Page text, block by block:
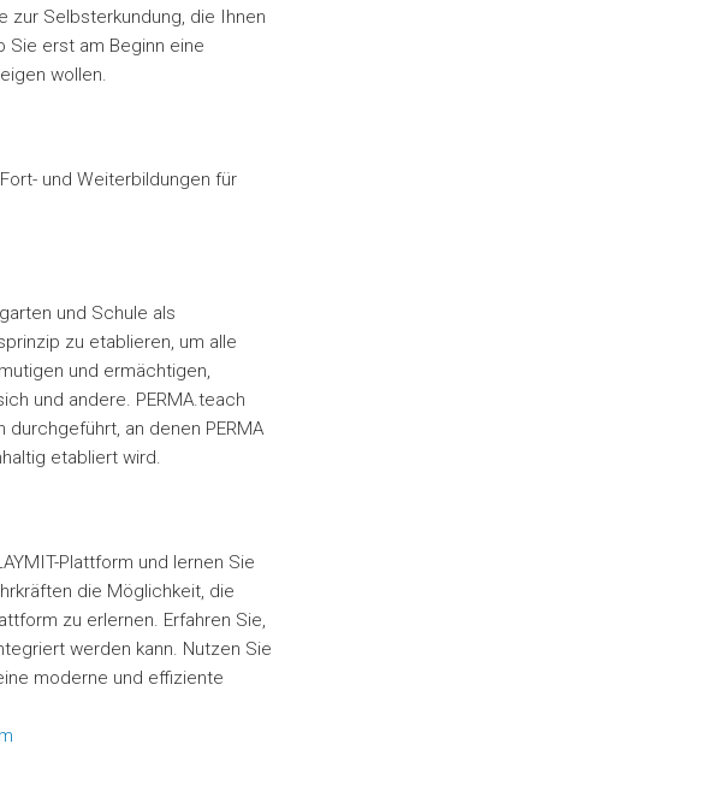
zur Selbsterkundung, die Ihnen
Sie erst am Beginn eine
wollen.
und Weiterbildungen für
und Schule als
zu etablieren, um alle
und ermächtigen,
und andere. PERMA.teach
an denen PERMA
etabliert wird.
Plattform und lernen Sie
die Möglichkeit, die
zu erlernen. Erfahren Sie,
werden kann. Nutzen Sie
moderne und effiziente